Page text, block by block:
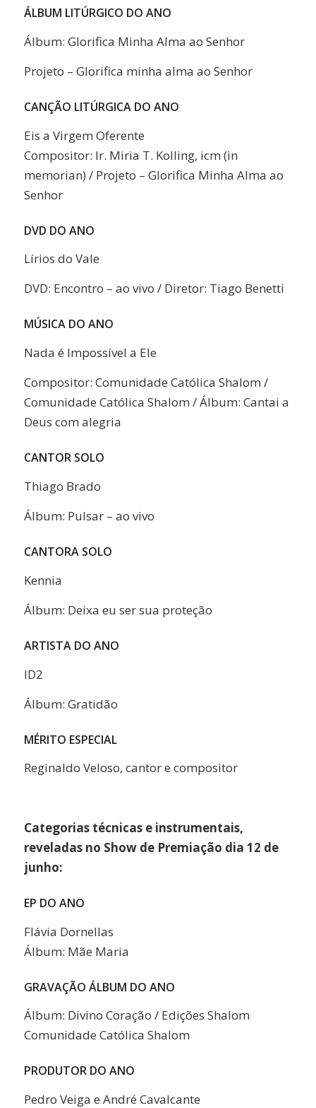
ÁLBUM LITÚRGICO DO ANO
Álbum: Glorifica Minha Alma ao Senhor
Projeto – Glorifica minha alma ao Senhor
CANÇÃO LITÚRGICA DO ANO
Eis a Virgem Oferente
Compositor: Ir. Miria T. Kolling, icm (in
memorian) / Projeto – Glorifica Minha Alma ao
Senhor
DVD DO ANO
Lírios do Vale
DVD: Encontro – ao vivo / Diretor: Tiago Benetti
MÚSICA DO ANO
Nada é Impossível a Ele
Compositor: Comunidade Católica Shalom /
Comunidade Católica Shalom / Álbum: Cantai a
Deus com alegria
CANTOR SOLO
Thiago Brado
Álbum: Pulsar – ao vivo
CANTORA SOLO
Kennia
Álbum: Deixa eu ser sua proteção
ARTISTA DO ANO
ID2
Álbum: Gratidão
MÉRITO ESPECIAL
Reginaldo Veloso, cantor e compositor
Categorias técnicas e instrumentais,
reveladas no Show de Premiação dia 12 de
junho:
EP DO ANO
Flávia Dornellas
Álbum: Mãe Maria
GRAVAÇÃO ÁLBUM DO ANO
Álbum: Divino Coração / Edições Shalom
Comunidade Católica Shalom
PRODUTOR DO ANO
Pedro Veiga e André Cavalcante